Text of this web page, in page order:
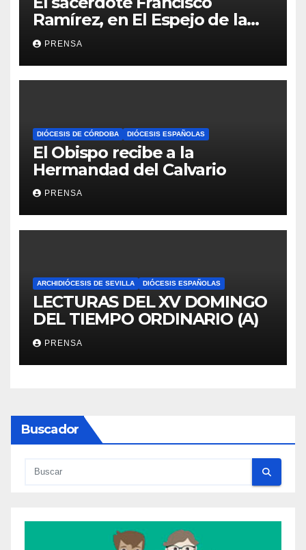
Ramírez, en El Espejo de la
Iglesia
PRENSA
DIÓCESIS DE CÓRDOBA DIÓCESIS ESPAÑOLAS
El Obispo recibe a la
Hermandad del Calvario
PRENSA
ARCHIDIÓCESIS DE SEVILLA DIÓCESIS ESPAÑOLAS
LECTURAS DEL XV DOMINGO
DEL TIEMPO ORDINARIO (A)
PRENSA
Buscador